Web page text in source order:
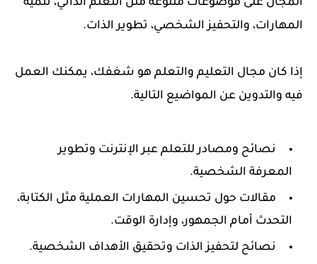
المجال على موضوعات متنوعة مثل التعلم الذاتي، تنمية
المهارات، والتحفيز الشخصي، تطوير الذات.
إذا كان مجال التعليم والتعلم هو شغفك، يمكنك العمل
فيه والتدوين عن المواضيع التالية.
نصائح ومصادر للتعلم عبر الإنترنت وتطوير
المعرفة الشخصية.
مقالات حول تحسين المهارات العملية مثل الكتابة،
التحدث أمام الجمهور، وإدارة الوقت.
نصائح لتحفيز الذات وتحقيق الأهداف الشخصية.